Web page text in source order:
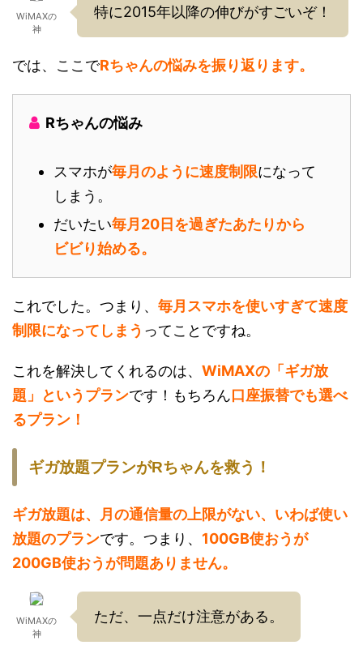
WiMAXの
神
特に2015年以降の伸びがすごいぞ！
では、ここでRちゃんの悩みを振り返ります。
Rちゃんの悩み
スマホが毎月のように速度制限になって
しまう。
だいたい毎月20日を過ぎたあたりから
ビビり始める。
これでした。つまり、 毎月スマホを使いすぎて速度
制限になってしまう ってことですね。
これを解決してくれるのは、 WiMAXの「ギガ放
題」というプランです！もちろん口座振替でも選べ
るプラン！
ギガ放題プランがRちゃんを救う！
ギガ放題は、月の通信量の上限がない、いわば使い
放題のプランです。つまり、 100GB使おうが
200GB使おうが問題ありません。
WiMAXの
神
ただ、一点だけ注意がある。